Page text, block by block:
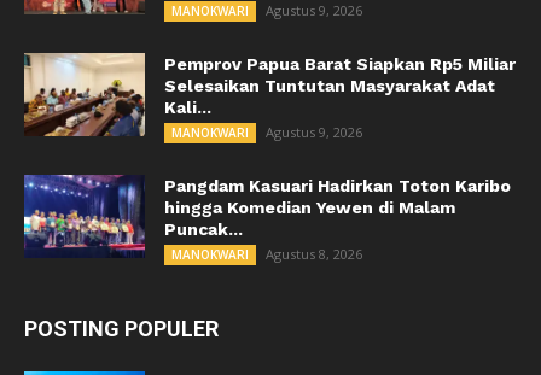
MANOKWARI Agustus 9, 2026
Pemprov Papua Barat Siapkan Rp5 Miliar
Selesaikan Tuntutan Masyarakat Adat
Kali...
MANOKWARI Agustus 9, 2026
Pangdam Kasuari Hadirkan Toton Karibo
hingga Komedian Yewen di Malam
Puncak...
MANOKWARI Agustus 8, 2026
POSTING POPULER